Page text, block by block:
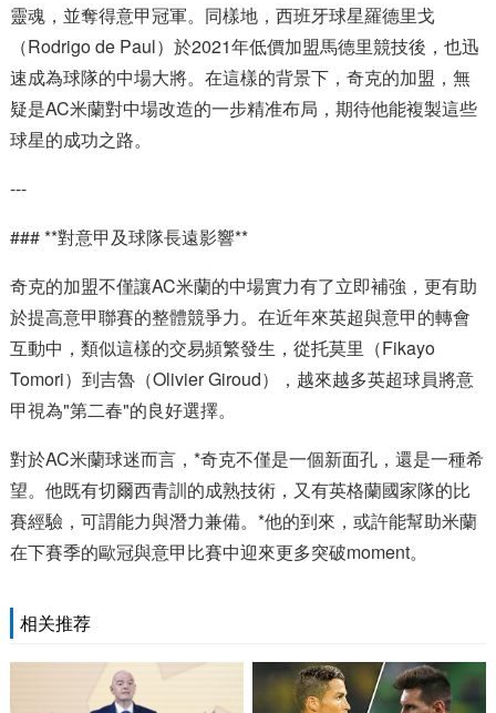
靈魂，並奪得意甲冠軍。同樣地，西班牙球星羅德里戈
（Rodrigo de Paul）於2021年低價加盟馬德里競技後，也迅
速成為球隊的中場大將。在這樣的背景下，奇克的加盟，無
疑是AC米蘭對中場改造的一步精准布局，期待他能複製這些
球星的成功之路。
---
### **對意甲及球隊長遠影響**
奇克的加盟不僅讓AC米蘭的中場實力有了立即補強，更有助
於提高意甲聯賽的整體競爭力。在近年來英超與意甲的轉會
互動中，類似這樣的交易頻繁發生，從托莫里（Fikayo
Tomori）到吉魯（Olivier Giroud），越來越多英超球員將意
甲視為"第二春"的良好選擇。
對於AC米蘭球迷而言，*奇克不僅是一個新面孔，還是一種希
望。他既有切爾西青訓的成熟技術，又有英格蘭國家隊的比
賽經驗，可謂能力與潛力兼備。*他的到來，或許能幫助米蘭
在下賽季的歐冠與意甲比賽中迎來更多突破moment。
相关推荐